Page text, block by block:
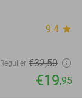
9.4 star
Regulier €32,50
€19,95